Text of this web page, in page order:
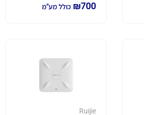
₪700 כולל מע"מ
Ruijie